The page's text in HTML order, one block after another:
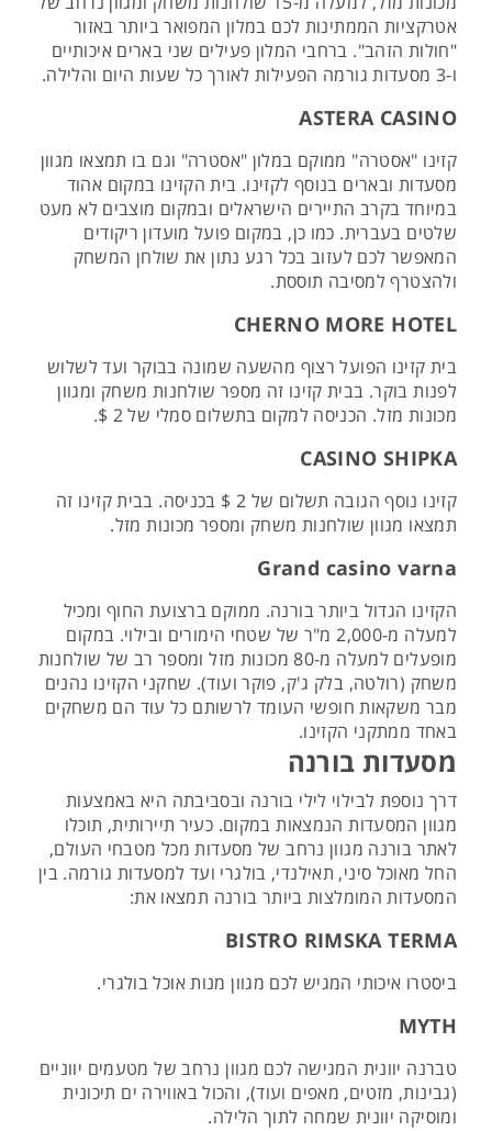
אטרקציות הממתינות לכם במלון המפואר ביותר באזור
"חולות הזהב". ברחבי המלון פעילים שני בארים איכותיים
ו-3 מסעדות גורמה הפעילות לאורך כל שעות היום והלילה.
ASTERA CASINO
קזינו "אסטרה" ממוקם במלון "אסטרה" וגם בו תמצאו מגוון
מסעדות ובארים בנוסף לקזינו. בית הקזינו במקום אהוד
במיוחד בקרב התיירים הישראלים ובמקום מוצבים לא מעט
שלטים בעברית. כמו כן, במקום פועל מועדון ריקודים
המאפשר לכם לעזוב בכל רגע נתון את שולחן המשחק
ולהצטרף למסיבה תוססת.
CHERNO MORE HOTEL
בית קזינו הפועל רצוף מהשעה שמונה בבוקר ועד לשלוש
לפנות בוקר. בבית קזינו זה מספר שולחנות משחק ומגוון
מכונות מזל. הכניסה למקום בתשלום סמלי של 2 $.
CASINO SHIPKA
קזינו נוסף הגובה תשלום של 2 $ בכניסה. בבית קזינו זה
תמצאו מגוון שולחנות משחק ומספר מכונות מזל.
Grand casino varna
הקזינו הגדול ביותר בורנה. ממוקם ברצועת החוף ומכיל
למעלה מ-2,000 מ"ר של שטחי הימורים ובילוי. במקום
מופעלים למעלה מ-80 מכונות מזל ומספר רב של שולחנות
משחק (רולטה, בלק ג'ק, פוקר ועוד). שחקני הקזינו נהנים
מבר משקאות חופשי העומד לרשותם כל עוד הם משחקים
באחד ממתקני הקזינו.
מסעדות בורנה
דרך נוספת לבילוי לילי בורנה ובסביבתה היא באמצעות
מגוון המסעדות הנמצאות במקום. כעיר תיירותית, תוכלו
לאתר בורנה מגוון נרחב של מסעדות מכל מטבחי העולם,
החל מאוכל סיני, תאילנדי, בולגרי ועד למסעדות גורמה. בין
המסעדות המומלצות ביותר בורנה תמצאו את:
BISTRO RIMSKA TERMA
ביסטרו איכותי המגיש לכם מגוון מנות אוכל בולגרי.
MYTH
טברנה יוונית המגישה לכם מגוון נרחב של מטעמים יווניים
(גבינות, מזטים, מאפים ועוד), והכול באווירה ים תיכונית
ומוסיקה יוונית שמחה לתוך הלילה.